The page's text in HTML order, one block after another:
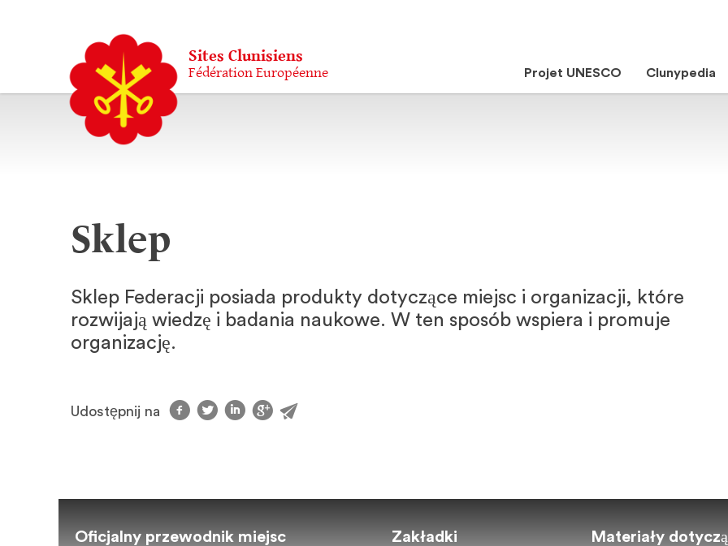
Sites Clunisiens
Fédération Européenne Projet UNESCO Clunypedia
Sklep
Sklep Federacji posiada produkty dotyczące miejsc i organizacji, które
rozwijają wiedzę i badania naukowe. W ten sposób wspiera i promuje
organizację.
Udostępnij na f t l g @
Oficjalny przewodnik miejsc
Zakładki
Materiały